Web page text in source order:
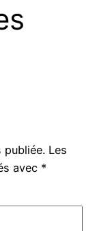
publiée. Les
avec *